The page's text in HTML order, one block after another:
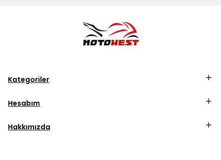
Kategoriler
Hesabım
Hakkımızda